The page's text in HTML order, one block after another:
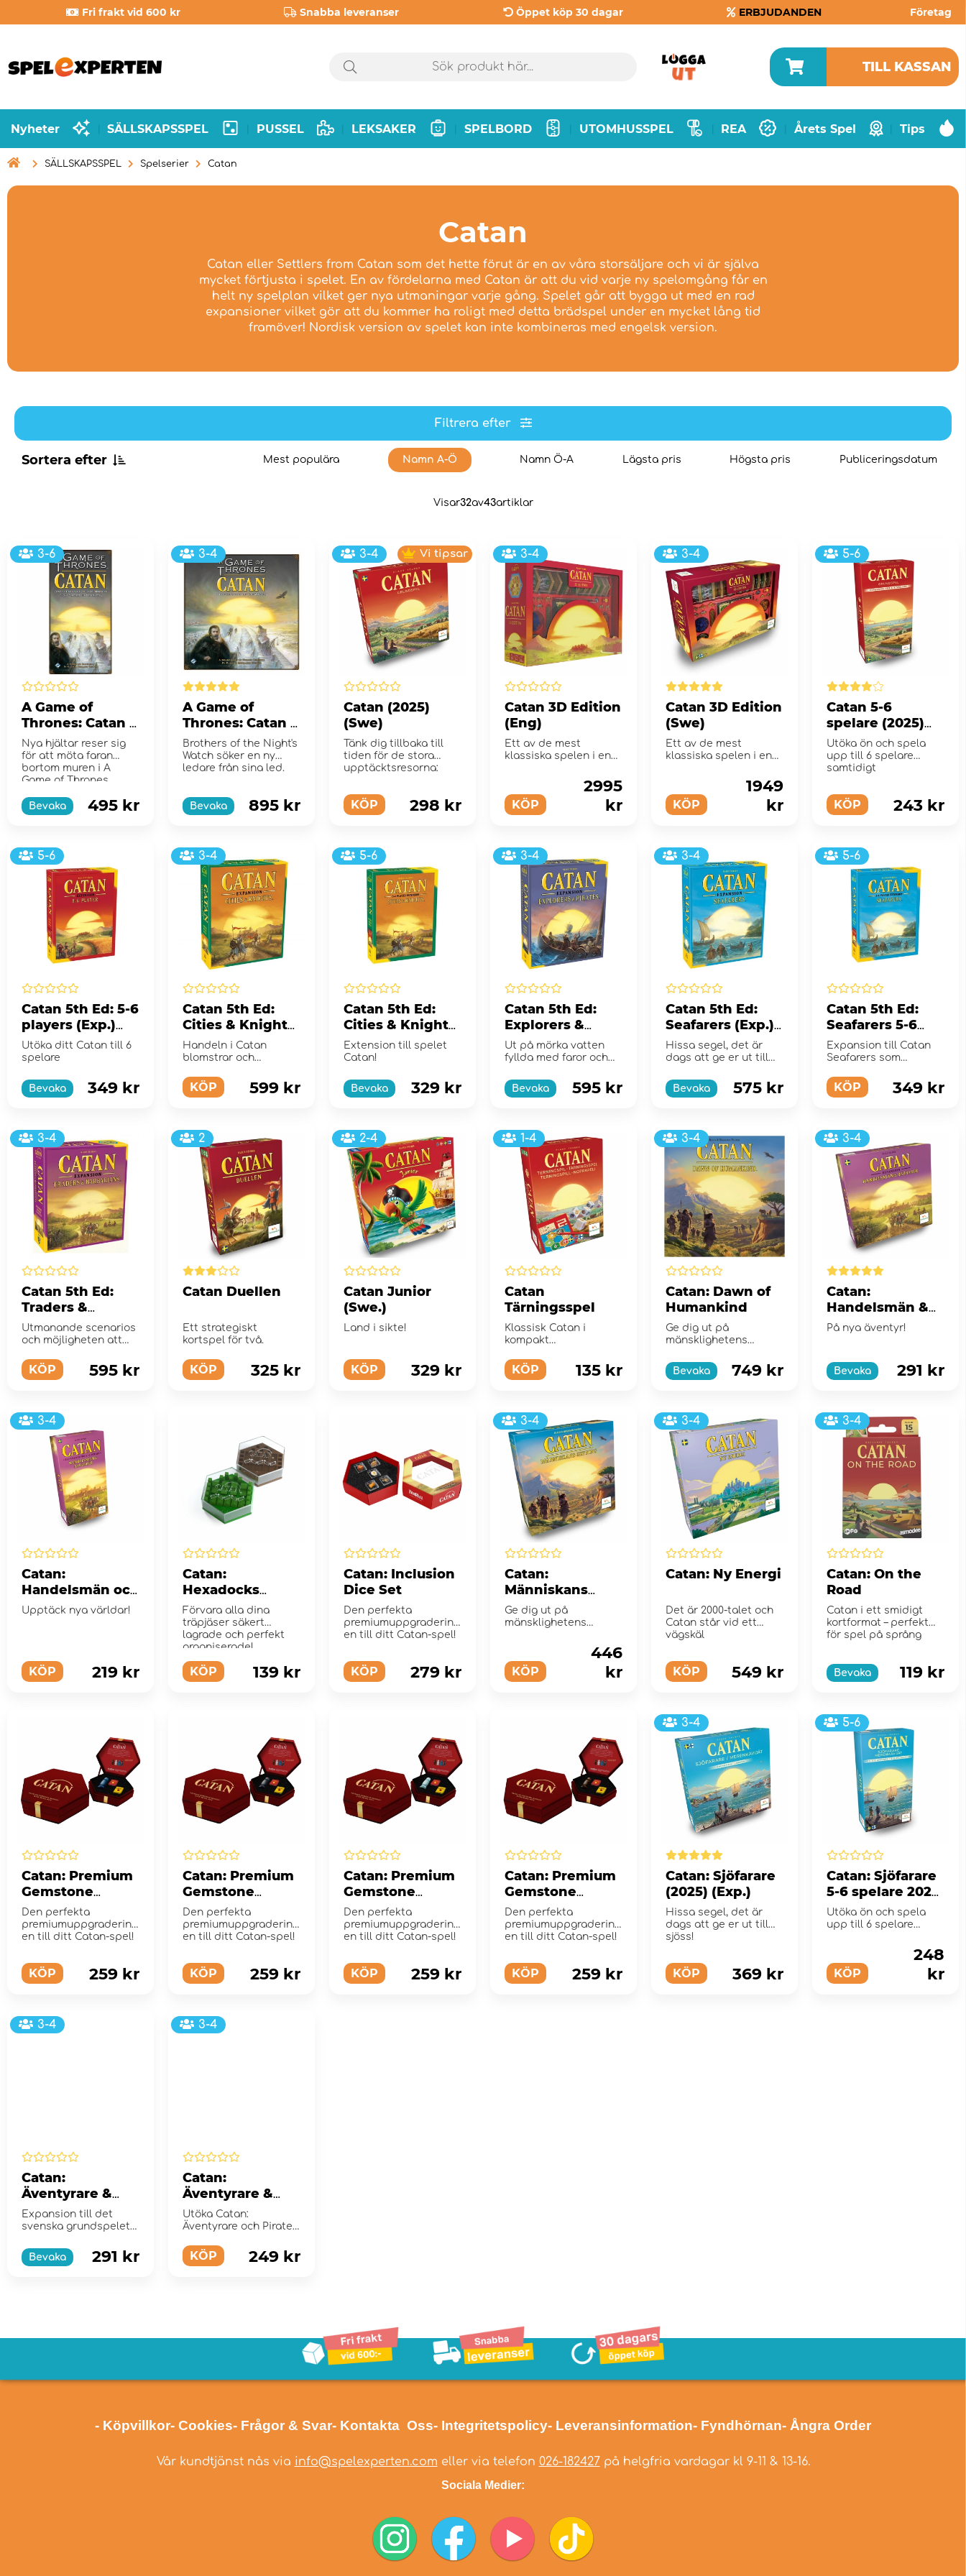
Fri frakt vid 600 kr Snabba leveranser Öppet köp 30 dagar ERBJUDANDEN Företag
TILL KASSAN
Nyheter SÄLLSKAPSSPEL PUSSEL LEKSAKER SPELBORD UTOMHUSSPEL REA Årets Spel Tips
 SÄLLSKAPSSPEL Spelserier Catan
Catan
Catan eller Settlers from Catan som det hette förut är en av våra storsäljare och vi är själva
mycket förtjusta i spelet. En av fördelarna med Catan är att du vid varje ny spelomgång får en
helt ny spelplan vilket ger nya utmaningar varje gång. Spelet går att bygga ut med en rad
expansioner vilket gör att du kommer ha roligt med detta brädspel under en mycket lång tid
framöver! Nordisk version av spelet kan inte kombineras med engelsk version.
Filtrera efter
Sortera efter Mest populära Namn A-Ö Namn Ö-A Lägsta pris Högsta pris Publiceringsdatum
Visar32av43artiklar
3-6
A Game of
Thrones: Catan -
Brotherhood of
the Watch - 5-6
players (Exp.)
Nya hjältar reser sig
för att möta faran
bortom muren i A
Game of Thrones...
Bevaka 495 kr
3-4
A Game of
Thrones: Catan -
Brotherhood of
the Watch
Brothers of the Night's
Watch söker en ny
ledare från sina led.
Bevaka 895 kr
3-4 Vi tipsar
Catan (2025)
(Swe)
Tänk dig tillbaka till
tiden för de stora
upptäcktsresorna:
KÖP 298 kr
3-4
Catan 3D Edition
(Eng)
Ett av de mest
klassiska spelen i en
utgåvorna någonsin!
KÖP
2995
kr
3-4
Catan 3D Edition
(Swe)
Ett av de mest
klassiska spelen i en
utgåvorna någonsin!
KÖP
1949
kr
5-6
Catan 5-6
spelare (2025)
(Exp.) (Swe.)
Utöka ön och spela
upp till 6 spelare
samtidigt
KÖP 243 kr
5-6
Catan 5th Ed: 5-6
players (Exp.)
(Eng)
Utöka ditt Catan till 6
spelare
Bevaka 349 kr
3-4
Catan 5th Ed:
Cities & Knights
(Exp.) (Eng)
Handeln i Catan
blomstrar och
knakar.
KÖP 599 kr
5-6
Catan 5th Ed:
Cities & Knights
5-6 players
(Exp.) (Eng)
Extension till spelet
Catan!
Bevaka 329 kr
3-4
Catan 5th Ed:
Explorers &
Pirates (Exp.)
(Eng)
Ut på mörka vatten
fyllda med faror och
expan...
Bevaka 595 kr
3-4
Catan 5th Ed:
Seafarers (Exp.)
(Eng)
Hissa segel, det är
dags att ge er ut till
Bevaka
575 kr
5-6
Catan 5th Ed:
Seafarers 5-6
players (Exp.)
(Eng)
Expansion till Catan
Seafarers som
spelare.
KÖP 349 kr
3-4
Catan 5th Ed:
Traders &
Barbarians
(Exp.) (Eng)
Utmanande scenarios
och möjligheten att
KÖP 595 kr
2
Catan Duellen
Ett strategiskt
kortspel för två.
KÖP 325 kr
2-4
Catan Junior
(Swe.)
Land i sikte!
KÖP 329 kr
1-4
Catan
Tärningsspel
Klassisk Catan i
kompakt
KÖP 135 kr
3-4
Catan: Dawn of
Humankind
Ge dig ut på
mänsklighetens
Bevaka
749 kr
3-4
Catan:
Handelsmän &
Barbarer (Exp.)
På nya äventyr!
Bevaka 291 kr
3-4
Catan:
Handelsmän och
Barbarer - 5-6
Upptäck nya världar!
KÖP 219 kr
Catan:
Hexadocks
Extension Set
Förvara alla dina
träpjäser säkert
lagrade och perfekt
organiserade!
KÖP 139 kr
Catan: Inclusion
Dice Set
Den perfekta
premiumuppgradering
en till ditt Catan-spel!
KÖP 279 kr
3-4
Catan:
Människans
Gryning
Ge dig ut på
mänsklighetens
KÖP
446
kr
3-4
Catan: Ny Energi
Det är 2000-talet och
Catan står vid ett
vägskäl
KÖP 549 kr
3-4
Catan: On the
Road
Catan i ett smidigt
kortformat – perfekt
för spel på språng
Bevaka 119 kr
Catan: Premium
Gemstone
Robbers with
Metal Dice -
Aquamarine
Den perfekta
premiumuppgradering
en till ditt Catan-spel!
KÖP 259 kr
Catan: Premium
Gemstone
Robbers with
Metal Dice -
Hematite
Den perfekta
premiumuppgradering
en till ditt Catan-spel!
KÖP 259 kr
Catan: Premium
Gemstone
Robbers with
Metal Dice -
Opalite
Den perfekta
premiumuppgradering
en till ditt Catan-spel!
KÖP 259 kr
Catan: Premium
Gemstone
Robbers with
Metal Dice -
Tigers Eye
Den perfekta
premiumuppgradering
en till ditt Catan-spel!
KÖP 259 kr
3-4
Catan: Sjöfarare
(2025) (Exp.)
Hissa segel, det är
dags att ge er ut till
sjöss!
KÖP 369 kr
5-6
Catan: Sjöfarare
5-6 spelare 2025
(Exp.)
Utöka ön och spela
upp till 6 spelare
KÖP
248
kr
3-4
Catan:
Äventyrare &
Pirater (Exp.)
Expansion till det
svenska grundspelet
Bevaka
291 kr
3-4
Catan:
Äventyrare &
Pirater 5-6
spelare (Exp.)
Utöka Catan:
Äventyrare och Pirater
spelare samtidigt
KÖP 249 kr
- Köpvillkor- Cookies- Frågor & Svar- Kontakta Oss- Integritetspolicy- Leveransinformation- Fyndhörnan- Ångra Order
Vår kundtjänst nås via info@spelexperten.com eller via telefon 026-182427 på helgfria vardagar kl 9-11 & 13-16.
Sociala Medier: